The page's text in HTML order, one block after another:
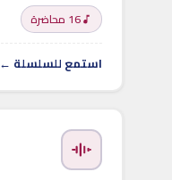
16 محاضرة
استمع للسلسلة ←